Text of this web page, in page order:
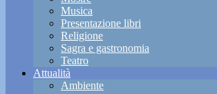
Musica
Presentazione libri
Religione
Sagra e gastronomia
Teatro
Attualità
Ambiente